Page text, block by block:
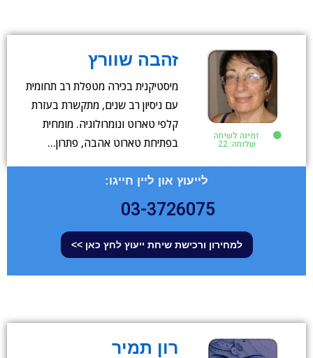
זמינה לשיחה
שלוחה: 22
זהבה שוורץ
מיסטיקנית בכירה מטפלת רב תחומית
עם ניסיון רב שנים, מתקשרת בעזרת
קלפי טארוט ונומרולוגיה. מומחית
בפתיחת טארוט אהבה, פתרון…
לייעוץ און ליין חייגו:
03-3726075
למחירון ורכישת שיחת ייעוץ לחץ כאן >>
רון תמיר